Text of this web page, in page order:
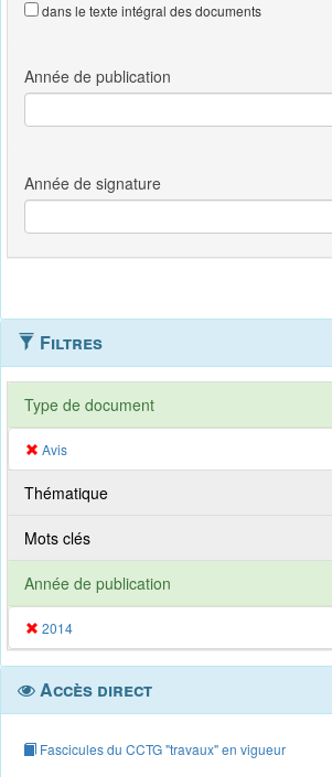
dans le texte intégral des documents
Filtres
Type de document
Avis
Thématique
Mots clés
Année de publication
2014
Accès direct
Fascicules du CCTG "travaux" en vigueur